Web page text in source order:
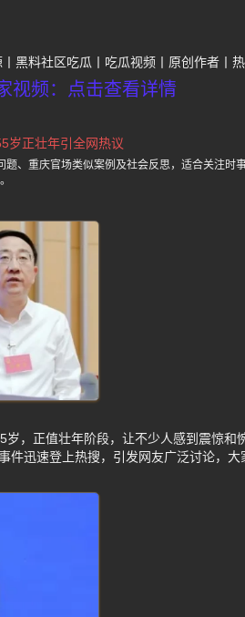
黑料社区吃瓜 吃瓜视频 原创作者
视频：点击查看详情
岁正壮年引全网热议
、重庆官场类似案例及社会反思，适合关注时
，正值壮年阶段，让不少人感到震惊和
件迅速登上热搜，引发网友广泛讨论，大